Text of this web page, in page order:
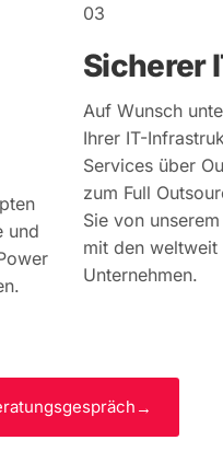
und
03
Sicherer
Auf Wunsch
Ihrer IT-
Services über
zum Full
Sie von
mit den weltweit
Unternehmen.